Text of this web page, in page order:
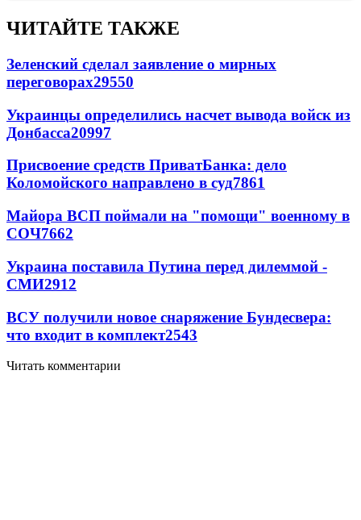
ЧИТАЙТЕ ТАКЖЕ
Зеленский сделал заявление о мирных
переговорах29550
Украинцы определились насчет вывода войск из
Донбасса20997
Присвоение средств ПриватБанка: дело
Коломойского направлено в суд7861
Майора ВСП поймали на "помощи" военному в
СОЧ7662
Украина поставила Путина перед дилеммой -
СМИ2912
ВСУ получили новое снаряжение Бундесвера:
что входит в комплект2543
Читать комментарии